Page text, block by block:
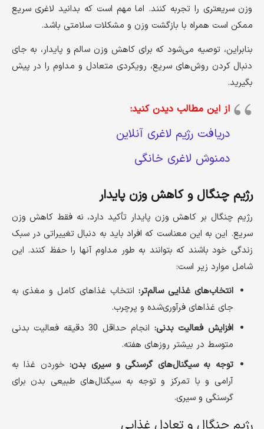
وزن سریعتری را تجربه کنند. اما مهم است که بدانید لاغری سریع
ممکن است همراه با بازگشت وزن و مشکلات سلامتی باشد.
بنابراین، توصیه می‌شود که برای کاهش وزن سالم و پایدار، به جای
دنبال کردن روش‌های سریع، رویکردی متعادل و مداوم را در پیش
بگیرید.
از این مطالب دیدن کنید:
دریافت رژیم لاغری آنلاین
دمنوش لاغری خانگی
رژیم چنگال و کاهش وزن پایدار
رژیم چنگال بر کاهش وزن پایدار تأکید دارد، نه فقط کاهش وزن
سریع. این به این معناست که افراد باید به دنبال تغییراتی در سبک
زندگی خود باشند که بتوانند به طور مداوم آنها را حفظ کنند. این
شامل موارد زیر است:
انتخاب‌های غذایی سالم‌تر:انتخاب غذاهای کامل و مغذی به
جای غذاهای فرآوری‌شده و پرچرب.
افزایش فعالیت بدنی:
انجام حداقل 30 دقیقه فعالیت بدنی
متوسط ​​در بیشتر روزهای هفته.
توجه به سیگنال‌های گرسنگی و سیری بدن:خوردن غذا به
آرامی و با تمرکز و توجه به سیگنال‌های طبیعی بدن برای
گرسنگی و سیری.
رژیم چنگال و تعادل غذایی